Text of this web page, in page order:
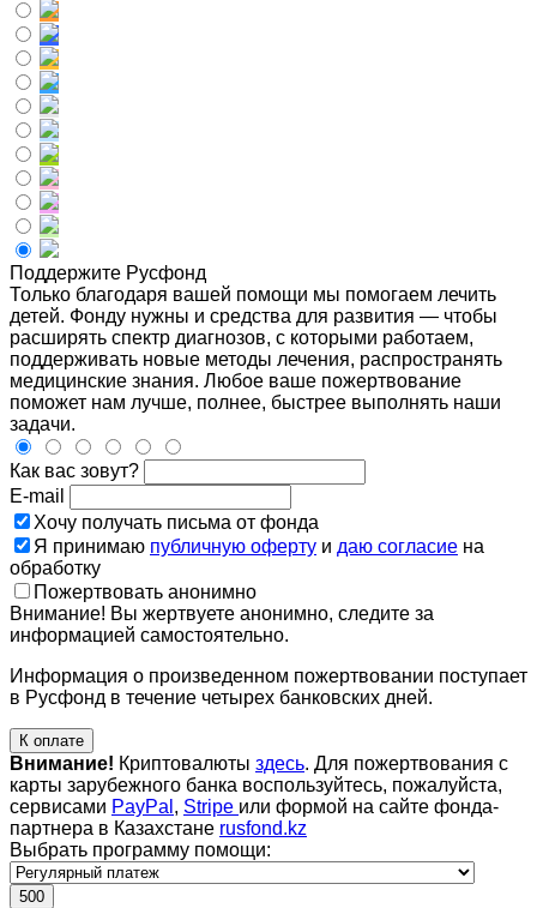
Поддержите Русфонд
Только благодаря вашей помощи мы помогаем лечить
детей. Фонду нужны и средства для развития — чтобы
расширять спектр диагнозов, с которыми работаем,
поддерживать новые методы лечения, распространять
медицинские знания. Любое ваше пожертвование
поможет нам лучше, полнее, быстрее выполнять наши
задачи.
Как вас зовут?
E-mail
Хочу получать письма от фонда
Я принимаю публичную оферту и даю согласие на
обработку
Пожертвовать анонимно
Внимание! Вы жертвуете анонимно, следите за
информацией самостоятельно.
Информация о произведенном пожертвовании поступает
в Русфонд в течение четырех банковских дней.
К оплате
Внимание! Криптовалюты здесь. Для пожертвования с
карты зарубежного банка воспользуйтесь, пожалуйста,
сервисами PayPal , Stripe или формой на сайте фонда-
партнера в Казахстане rusfond.kz
Выбрать программу помощи:
500